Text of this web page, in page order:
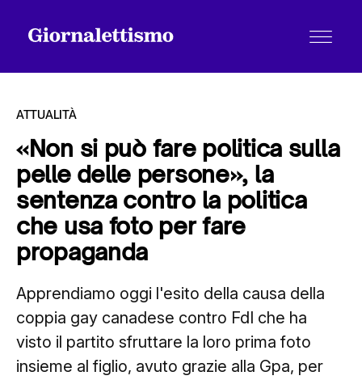
Tutti gli articoli
Chi siamo
Contatti
ATTUALITÀ
«Non si può fare politica sulla
pelle delle persone», la
sentenza contro la politica
che usa foto per fare
propaganda
Apprendiamo oggi l'esito della causa della
coppia gay canadese contro FdI che ha
visto il partito sfruttare la loro prima foto
insieme al figlio, avuto grazie alla Gpa, per